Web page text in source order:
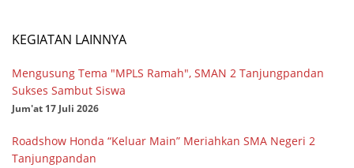
KEGIATAN LAINNYA
Mengusung Tema "MPLS Ramah", SMAN 2 Tanjungpandan
Sukses Sambut Siswa
Jum'at 17 Juli 2026
Roadshow Honda “Keluar Main” Meriahkan SMA Negeri 2
Tanjungpandan